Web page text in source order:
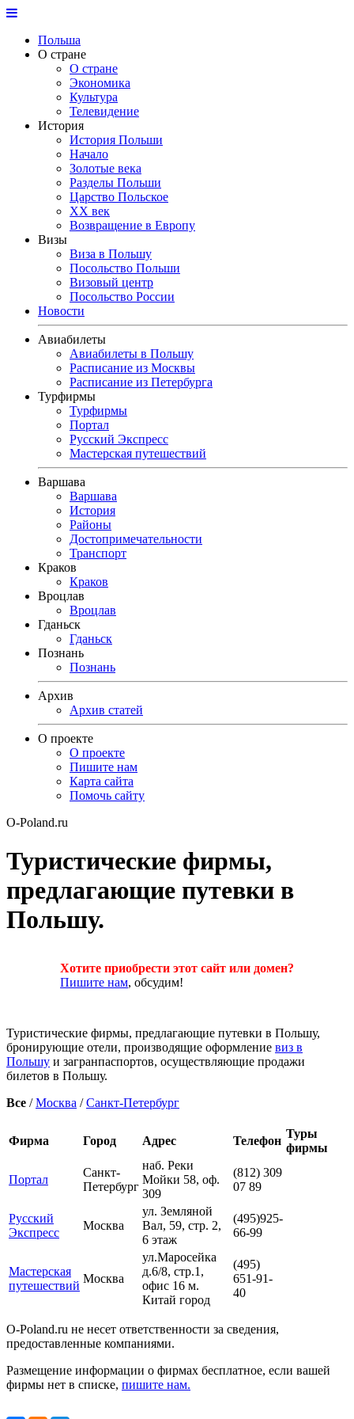
Польша
О стране
О стране
Экономика
Культура
Телевидение
История
История Польши
Начало
Золотые века
Разделы Польши
Царство Польское
ХХ век
Возвращение в Европу
Визы
Виза в Польшу
Посольство Польши
Визовый центр
Посольство России
Новости
Авиабилеты
Авиабилеты в Польшу
Расписание из Москвы
Расписание из Петербурга
Турфирмы
Турфирмы
Портал
Русский Экспресс
Мастерская путешествий
Варшава
Варшава
История
Районы
Достопримечательности
Транспорт
Краков
Краков
Вроцлав
Вроцлав
Гданьск
Гданьск
Познань
Познань
Архив
Архив статей
О проекте
О проекте
Пишите нам
Карта сайта
Помочь сайту
O-Poland.ru
Туристические фирмы,
предлагающие путевки в
Польшу.
Хотите приобрести этот сайт или домен?
Пишите нам, обсудим!
Туристические фирмы, предлагающие путевки в Польшу,
бронирующие отели, производящие оформление виз в
Польшу и загранпаспортов, осуществляющие продажи
билетов в Польшу.
Все /Москва /Санкт-Петербург
Фирма Город Адрес Телефон
Туры
фирмы
Портал
Санкт-
Петербург
наб. Реки
Мойки 58, оф.
309
(812) 309
07 89
Русский
Экспресс
Москва
ул. Земляной
Вал, 59, стр. 2,
6 этаж
(495)925-
66-99
Мастерская
путешествий
Москва
ул.Маросейка
д.6/8, стр.1,
офис 16 м.
Китай город
(495)
651-91-
40
O-Poland.ru не несет ответственности за сведения,
предоставленные компаниями.
Размещение информации о фирмах бесплатное, если вашей
фирмы нет в списке, пишите нам.